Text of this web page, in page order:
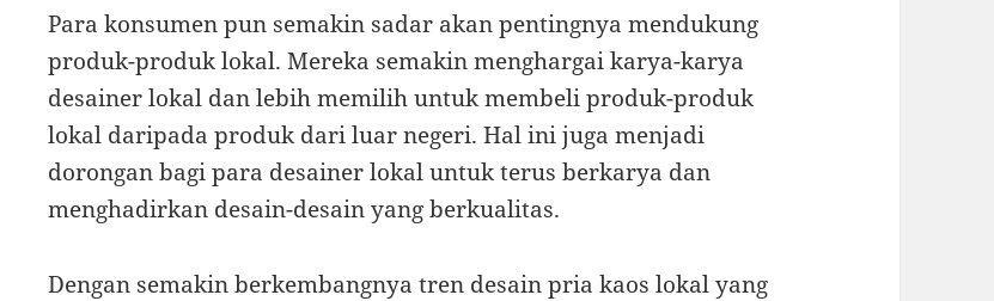
Para konsumen pun semakin sadar akan pentingnya mendukung
produk-produk lokal. Mereka semakin menghargai karya-karya
desainer lokal dan lebih memilih untuk membeli produk-produk
lokal daripada produk dari luar negeri. Hal ini juga menjadi
dorongan bagi para desainer lokal untuk terus berkarya dan
menghadirkan desain-desain yang berkualitas.
Dengan semakin berkembangnya tren desain pria kaos lokal yang